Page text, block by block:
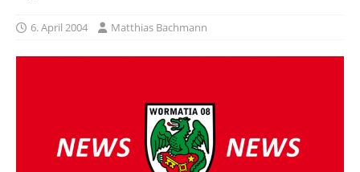
6. April 2004 Matthias Bachmann